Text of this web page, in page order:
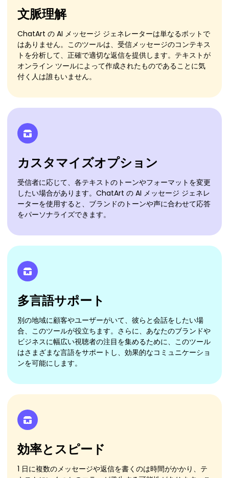
文脈理解
ChatArt の AI メッセージ ジェネレーターは単なるボットで
はありません。このツールは、受信メッセージのコンテキス
トを分析して、正確で適切な返信を提供します。テキストが
オンライン ツールによって作成されたものであることに気
付く人は誰もいません。
カスタマイズオプション
受信者に応じて、各テキストのトーンやフォーマットを変更
したい場合があります。ChatArt の AI メッセージ ジェネレ
ーターを使用すると、ブランドのトーンや声に合わせて応答
をパーソナライズできます。
多言語サポート
別の地域に顧客やユーザーがいて、彼らと会話をしたい場
合、このツールが役立ちます。さらに、あなたのブランドや
ビジネスに幅広い視聴者の注目を集めるために、このツール
はさまざまな言語をサポートし、効果的なコミュニケーショ
ンを可能にします。
効率とスピード
1 日に複数のメッセージや返信を書くのは時間がかかり、テ